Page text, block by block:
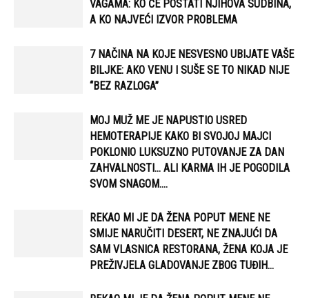
VAGAMA: KO ĆE POSTATI NJIHOVA SUDBINA,
A KO NAJVEĆI IZVOR PROBLEMA
7 NAČINA NA KOJE NESVESNO UBIJATE VAŠE
BILJKE: AKO VENU I SUŠE SE TO NIKAD NIJE
“BEZ RAZLOGA”
MOJ MUŽ ME JE NAPUSTIO USRED
HEMOTERAPIJE KAKO BI SVOJOJ MAJCI
POKLONIO LUKSUZNO PUTOVANJE ZA DAN
ZAHVALNOSTI… ALI KARMA IH JE POGODILA
SVOM SNAGOM....
REKAO MI JE DA ŽENA POPUT MENE NE
SMIJE NARUČITI DESERT, NE ZNAJUĆI DA
SAM VLASNICA RESTORANA, ŽENA KOJA JE
PREŽIVJELA GLADOVANJE ZBOG TUĐIH...